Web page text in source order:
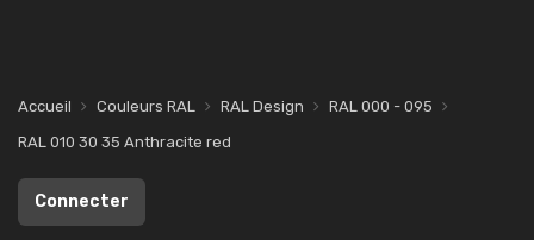
Accueil Couleurs RAL RAL Design
RAL 000 - 095
RAL 010 30 35 Anthracite red
Connecter